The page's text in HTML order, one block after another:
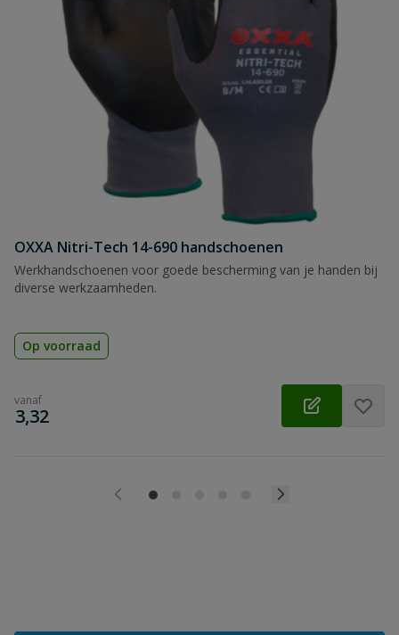
OXXA Nitri-Tech 14-690 handschoenen
Werkhandschoenen voor goede bescherming van je handen bij
diverse werkzaamheden.
Op voorraad
vanaf
€
3,32